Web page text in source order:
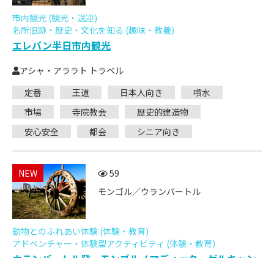
市内観光 (観光・送迎)
名所旧跡・歴史・文化を知る (趣味・教養)
エレバン半日市内観光
アシャ・アララト トラベル
定番
王道 日本人向き
噴水
市場
寺院教会
歴史的建造物
安心安全
都会 シニア向き
NEW
59
モンゴル／ウランバートル
動物とのふれあい体験 (体験・教育)
アドベンチャー・体験型アクティビティ (体験・教育)